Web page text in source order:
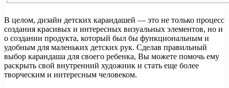
В целом, дизайн детских карандашей — это не только процесс
создания красивых и интересных визуальных элементов, но и
о создании продукта, который был бы функциональным и
удобным для маленьких детских рук. Сделав правильный
выбор карандаша для своего ребенка, Вы можете помочь ему
раскрыть свой внутренний художник и стать еще более
творческим и интересным человеком.